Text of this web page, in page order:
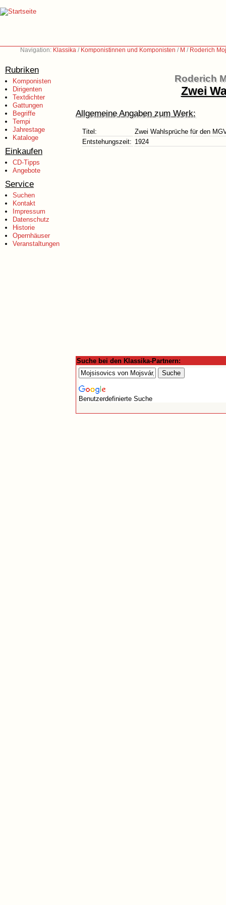
Navigation: Klassika / Komponistinnen und Komponisten / M / Roderich
Rubriken
Komponisten
Dirigenten
Textdichter
Gattungen
Begriffe
Tempi
Jahrestage
Kataloge
Einkaufen
CD-Tipps
Angebote
Service
Suchen
Kontakt
Impressum
Datenschutz
Historie
Opernhäuser
Veranstaltungen
Roderich
Zwei
Allgemeine Angaben zum Werk:
Titel:
Zwei Wahlsprüche für den
Entstehungszeit: 1924
Suche bei den Klassika-Partnern:
Benutzerdefinierte Suche